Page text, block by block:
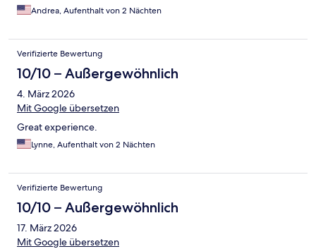
Andrea, Aufenthalt von 2 Nächten
Verifizierte Bewertung
10/10 – Außergewöhnlich
4. März 2026
Mit Google übersetzen
Great experience.
Lynne, Aufenthalt von 2 Nächten
Verifizierte Bewertung
10/10 – Außergewöhnlich
17. März 2026
Mit Google übersetzen